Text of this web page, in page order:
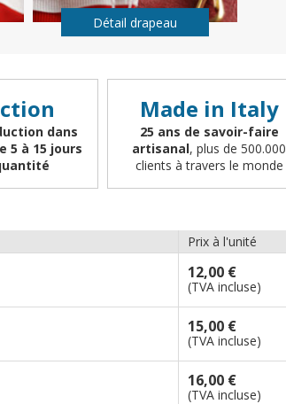
Détail drapeau
dans
5 à 15 jours
Made in Italy
25 ans de savoir-faire
artisanal, plus de 500.000
clients à travers le monde
Prix à l'unité
12,00 €
(TVA incluse)
15,00 €
(TVA incluse)
16,00 €
(TVA incluse)